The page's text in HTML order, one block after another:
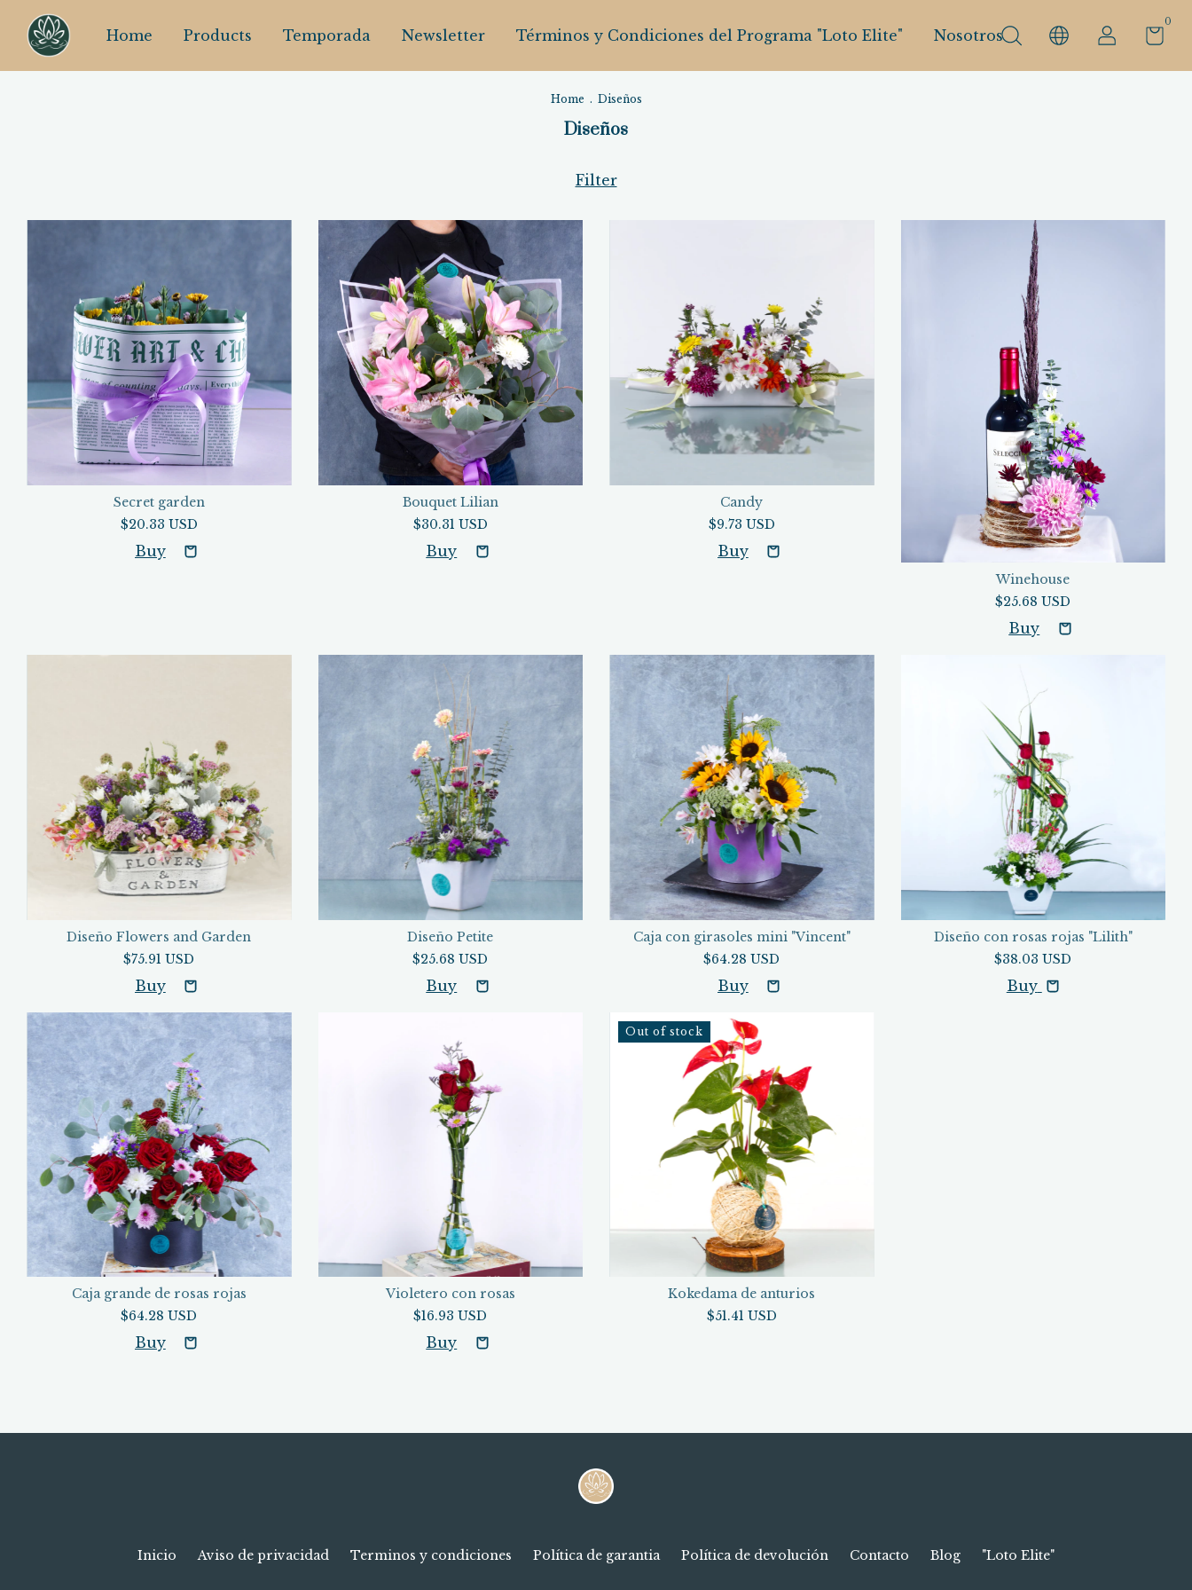
Home Products Temporada Newsletter Términos y Condiciones del Programa "Loto Elite" Nosotros
0
Home . Diseños
Diseños
Filter
Secret garden
$20.33 USD
Bouquet Lilian
$30.31 USD
Candy
$9.73 USD
Winehouse
$25.68 USD
Diseño Flowers and Garden
$75.91 USD
Diseño Petite
$25.68 USD
Caja con girasoles mini "Vincent"
$64.28 USD
Diseño con rosas rojas "Lilith"
$38.03 USD
Buy
Caja grande de rosas rojas
$64.28 USD
Violetero con rosas
$16.93 USD
Out of stock
Kokedama de anturios
$51.41 USD
Inicio Aviso de privacidad Terminos y condiciones Política de garantia Política de devolución Contacto Blog "Loto Elite"